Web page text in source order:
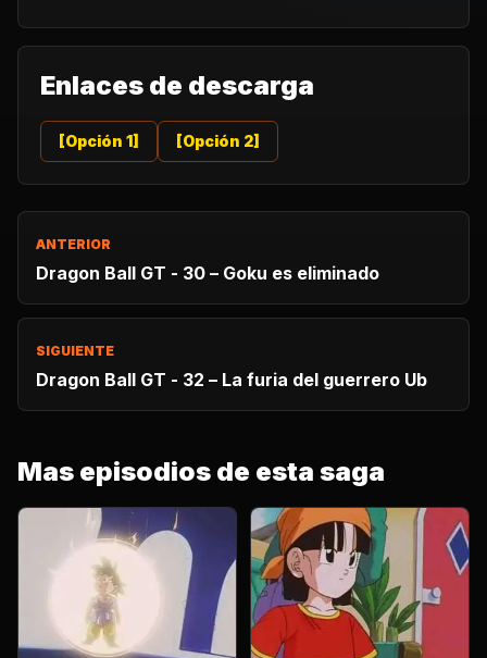
Enlaces de descarga
[Opción 1] [Opción 2]
ANTERIOR
Dragon Ball GT - 30 – Goku es eliminado
SIGUIENTE
Dragon Ball GT - 32 – La furia del guerrero Ub
Mas episodios de esta saga